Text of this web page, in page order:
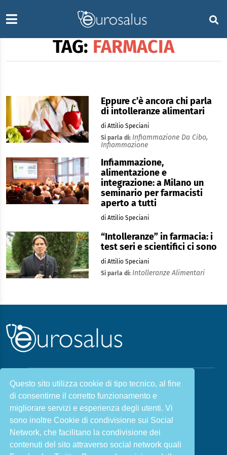
Questo sito utilizza cookie di tipo tecnico, al fine
di consentirne il corretto funzionamento e
migliorare servizi e esperienza degli utenti. Vi
sono inoltre Cookie di condivisione sui Social
Network, che facilitano la condivisione dei
contenuti del sito attraverso social network quali
TAG: FARMACIA
Eppure c’è ancora chi parla
di intolleranze alimentari
di Attilio Speciani
Si parla di: Infiammazione Da Cibo,
Infiammazione
Infiammazione,
alimentazione e
integrazione: a Milano un
seminario per farmacisti
aperto a tutti
di Attilio Speciani
“Intolleranze” in farmacia: i
test seri e scientifici ci sono
di Attilio Speciani
Si parla di: Intolleranze Alimentari
Malattie & Sintomi A - Z
Chi siamo Salute e Prevenzione
Nutrizione e Stili di vita Sport e Benessere
Cookie Policy L’angolo del dottore